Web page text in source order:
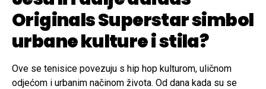
Originals Superstar simbol
urbane kulture i stila?
Ove se tenisice povezuju s hip hop kulturom, uličnom
odjećom i urbanim načinom života. Od dana kada su se